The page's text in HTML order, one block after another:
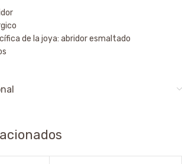
de la joya: abridor esmaltado